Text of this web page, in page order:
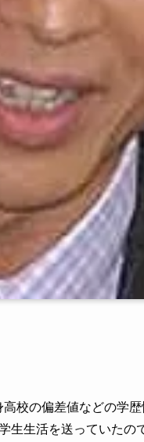
校の偏差値などの学
生生活を送っていたの